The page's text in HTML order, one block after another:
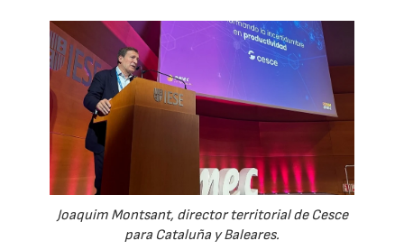
Joaquim Montsant, director territorial de Cesce
para Cataluña y Baleares.